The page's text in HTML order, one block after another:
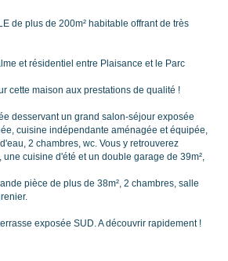
de plus de 200m² habitable offrant de très
et résidentiel entre Plaisance et le Parc
cette maison aux prestations de qualité !
desservant un grand salon-séjour exposée
cuisine indépendante aménagée et équipée,
2 chambres, wc. Vous y retrouverez
cuisine d'été et un double garage de 39m²,
pièce de plus de 38m², 2 chambres, salle
exposée SUD. A découvrir rapidement !